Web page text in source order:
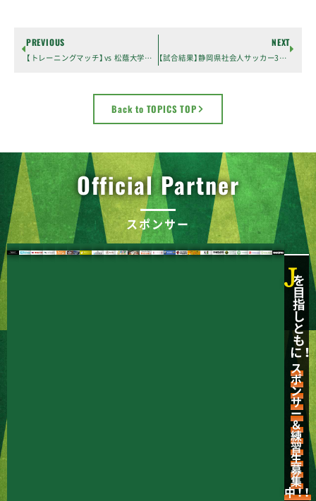
PREVIOUS
【トレーニングマッチ】vs 松蔭大学サッカー部
NEXT
【試合結果】静岡県社会人サッカー3部リーグ 開幕戦！＜第５節＞ vs FC SCEMO
Back to TOPICS TOP
Official Partner
スポンサー
Jを
目
指
し
と
も
に！
ス
ポ
ン
サ
ー
＆
練
習
生
募
集
中！！